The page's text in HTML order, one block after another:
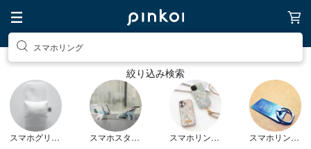
スマホリング
絞り込み検索
スマホグリップ スマホスタンドリング スマホリングケース スマホリングカバー